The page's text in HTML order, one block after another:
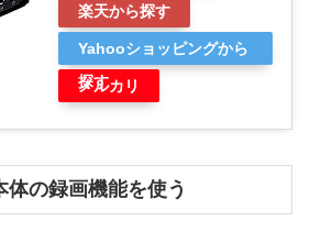
楽天から探す
Yahooショッピングから
探す
メルカリ
の録画機能を使う